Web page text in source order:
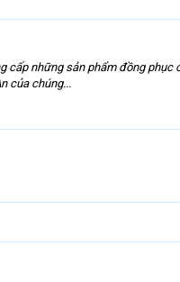
những sản phẩm đồng
của chúng...